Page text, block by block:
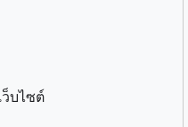
บไซต์